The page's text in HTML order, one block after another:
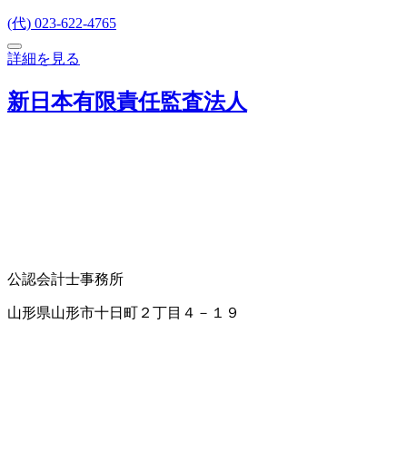
(代) 023-622-4765
詳細を見る
新日本有限責任監査法人
公認会計士事務所
山形県山形市十日町２丁目４－１９